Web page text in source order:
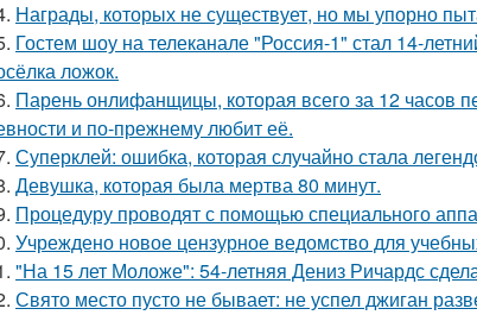
Награды, которых не существует, но мы упорно
Гостем шоу на телеканале "Россия-1" стал 14-
ложок.
Парень онлифанщицы, которая всего за 12 часов
и по-прежнему любит её.
Суперклей: ошибка, которая случайно стала
Девушка, которая была мертва 80 минут.
Процедуру проводят с помощью специального
Учреждено новое цензурное ведомство для
"На 15 лет Моложе": 54-летняя Дениз Ричардс
Свято место пусто не бывает: не успел джиган